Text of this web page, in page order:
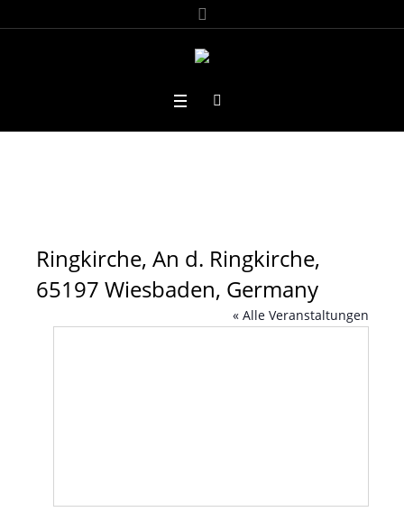
Ringkirche, An d. Ringkirche,
65197 Wiesbaden, Germany
« Alle Veranstaltungen